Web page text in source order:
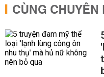
CÙNG CHUYÊN